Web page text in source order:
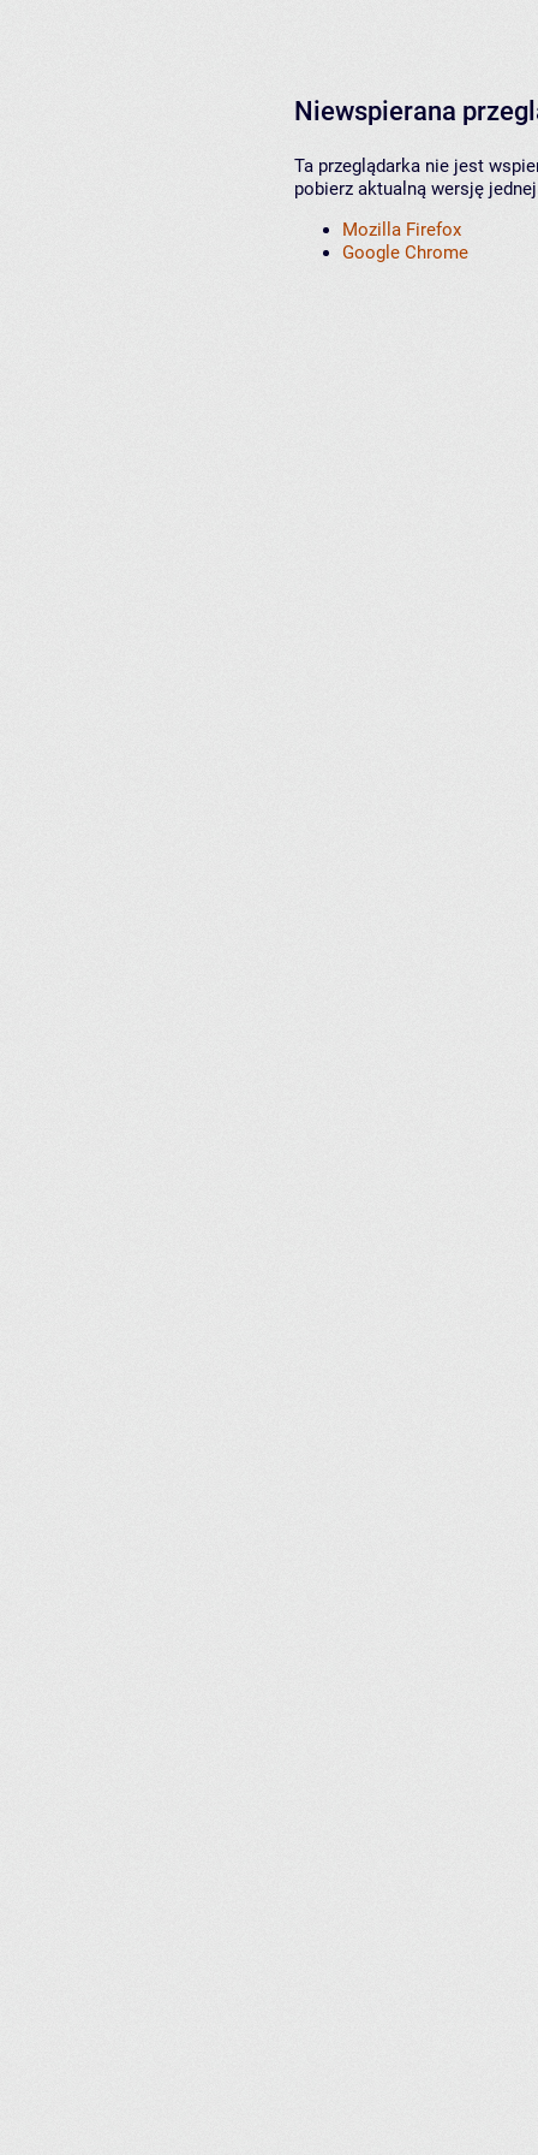
Niewspierana
Ta przeglądarka nie jest
pobierz aktualną wersję
Mozilla Firefox
Google Chrome